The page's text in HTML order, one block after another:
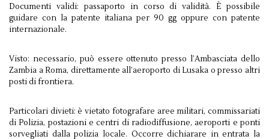
Documenti validi: passaporto in corso di validità. È possibile
guidare con la patente italiana per 90 gg oppure con patente
internazionale.
Visto: necessario, può essere ottenuto presso l’Ambasciata dello
Zambia a Roma, direttamente all’aeroporto di Lusaka o presso altri
posti di frontiera.
Particolari divieti: è vietato fotografare aree militari, commissariati
di Polizia, postazioni e centri di radiodiffusione, aeroporti e ponti
sorvegliati dalla polizia locale. Occorre dichiarare in entrata la